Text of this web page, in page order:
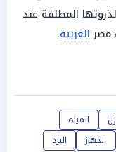
لذروتها المطلقة عند
مصرالعربية.
المياه
الجهاز
البرد